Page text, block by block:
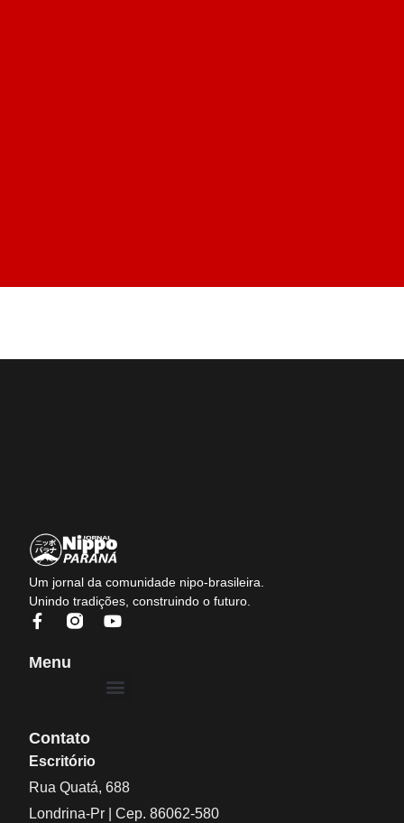
Um jornal da comunidade nipo-brasileira.
Unindo tradições, construindo o futuro.
Menu
Contato
Escritório
Rua Quatá, 688
Londrina-Pr | Cep. 86062-580